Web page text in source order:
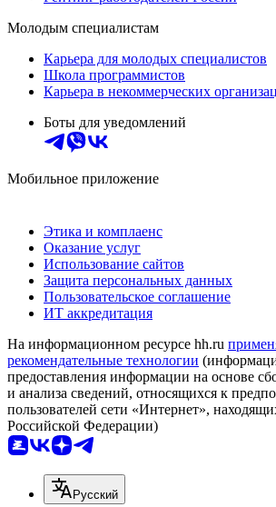
Молодым специалистам
Карьера для молодых специалистов
Школа программистов
Карьера в некоммерческих
Боты для уведомлений
Мобильное приложение
Этика и комплаенс
Оказание услуг
Использование сайтов
Защита персональных данных
Пользовательское соглашение
ИТ аккредитация
На информационном ресурсе hh.ru
рекомендательные технологии
предоставления информации на основе
и анализа сведений, относящихся к
пользователей сети «Интернет»,
Российской Федерации)
Русский